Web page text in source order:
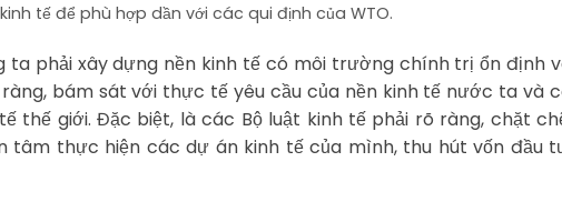
tế để phù hợp dần với các qui định của WTO.
phải xây dựng nền kinh tế có môi trường chính trị ổn định
bám sát với thực tế yêu cầu của nền kinh tế nước ta và
thế giới. Đặc biệt, là các Bộ luật kinh tế phải rõ ràng, chặt
thực hiện các dự án kinh tế của mình, thu hút vốn đầu